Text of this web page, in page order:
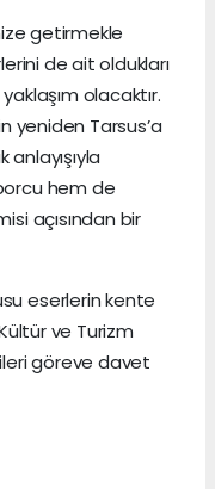
getirmekle
de ait oldukları
olacaktır.
yeniden Tarsus’a
hem de
açısından bir
eserlerin kente
ve Turizm
göreve davet